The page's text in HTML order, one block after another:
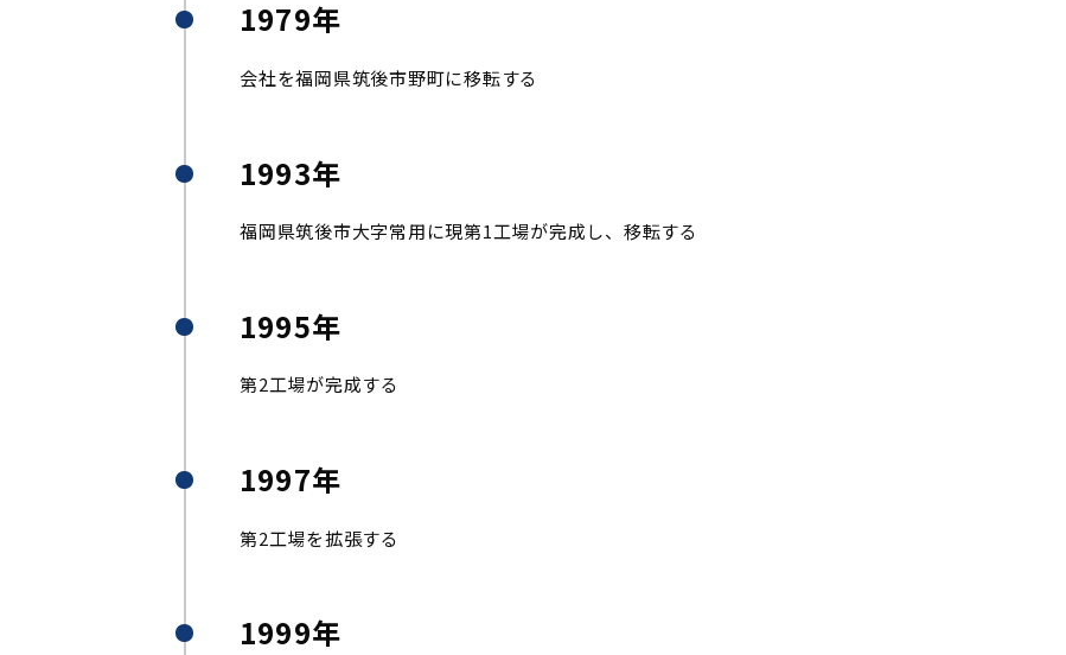
1979年
会社を福岡県筑後市野町に移転する
1993年
福岡県筑後市大字常用に現第1工場が完成し、移転する
1995年
第2工場が完成する
1997年
第2工場を拡張する
1999年